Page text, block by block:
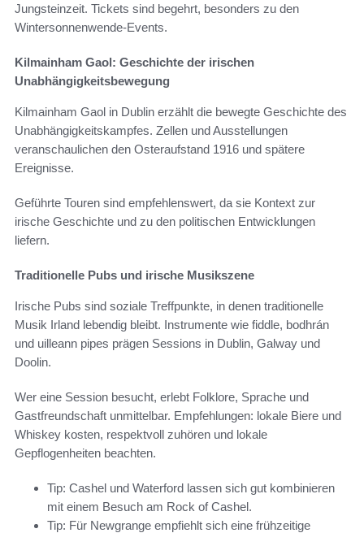
Jungsteinzeit. Tickets sind begehrt, besonders zu den
Wintersonnenwende-Events.
Kilmainham Gaol: Geschichte der irischen
Unabhängigkeitsbewegung
Kilmainham Gaol in Dublin erzählt die bewegte Geschichte des
Unabhängigkeitskampfes. Zellen und Ausstellungen
veranschaulichen den Osteraufstand 1916 und spätere
Ereignisse.
Geführte Touren sind empfehlenswert, da sie Kontext zur
irische Geschichte und zu den politischen Entwicklungen
liefern.
Traditionelle Pubs und irische Musikszene
Irische Pubs sind soziale Treffpunkte, in denen traditionelle
Musik Irland lebendig bleibt. Instrumente wie fiddle, bodhrán
und uilleann pipes prägen Sessions in Dublin, Galway und
Doolin.
Wer eine Session besucht, erlebt Folklore, Sprache und
Gastfreundschaft unmittelbar. Empfehlungen: lokale Biere und
Whiskey kosten, respektvoll zuhören und lokale
Gepflogenheiten beachten.
Tip: Cashel und Waterford lassen sich gut kombinieren
mit einem Besuch am Rock of Cashel.
Tip: Für Newgrange empfiehlt sich eine frühzeitige